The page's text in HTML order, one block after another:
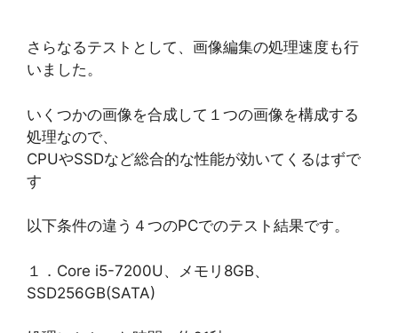
さらなるテストとして、画像編集の処理速度も行
いました。
いくつかの画像を合成して１つの画像を構成する
処理なので、
CPUやSSDなど総合的な性能が効いてくるはずで
す
以下条件の違う４つのPCでのテスト結果です。
１．Core i5-7200U、メモリ8GB、
SSD256GB(SATA)